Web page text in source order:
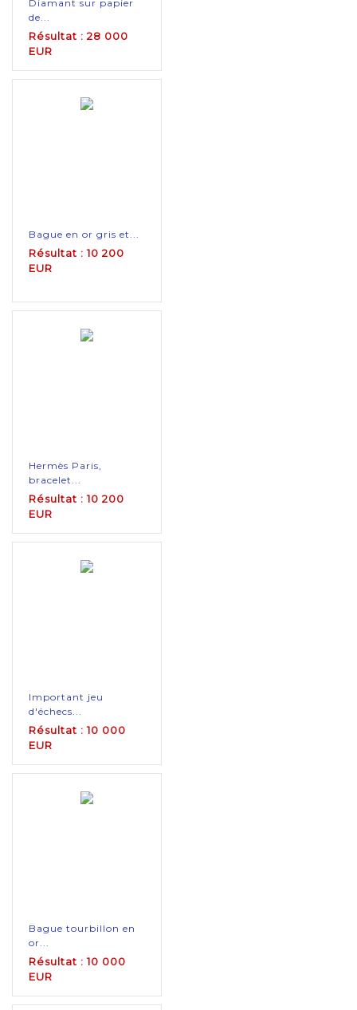
Diamant sur papier
de...
Résultat : 28 000
EUR
Bague en or gris et...
Résultat : 10 200
EUR
Hermès Paris,
bracelet...
Résultat : 10 200
EUR
Important jeu
d'échecs...
Résultat : 10 000
EUR
Bague tourbillon en
or...
Résultat : 10 000
EUR